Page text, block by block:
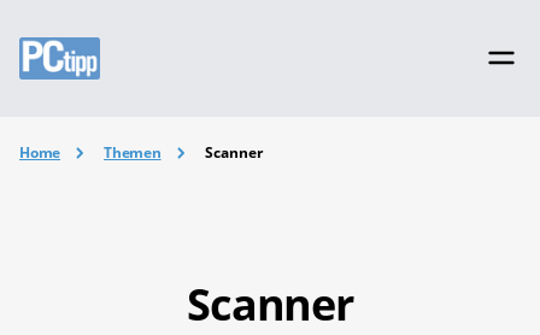
Home Themen Scanner
Scanner